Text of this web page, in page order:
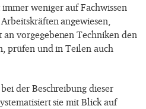
weniger auf Fachwissen
angewiesen,
vorgegebenen Techniken den
prüfen und in Teilen auch
der Beschreibung dieser
sie mit Blick auf